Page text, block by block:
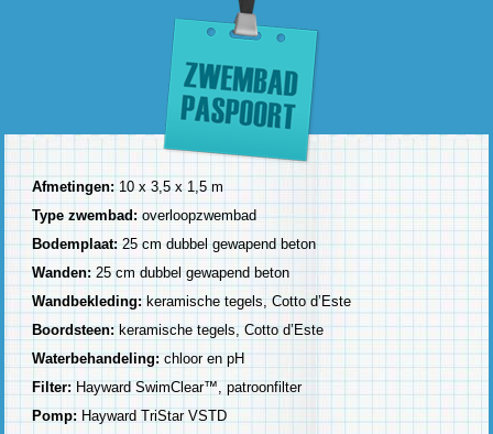
Afmetingen:10 x 3,5 x 1,5 m
Type zwembad:overloopzwembad
Bodemplaat:25 cm dubbel gewapend beton
Wanden: 25 cm dubbel gewapend beton
Wandbekleding:keramische tegels, Cotto d’Este
Boordsteen: keramische tegels, Cotto d’Este
Waterbehandeling:chloor en pH
Filter: Hayward SwimClear™, patroonfilter
Pomp: Hayward TriStar VSTD